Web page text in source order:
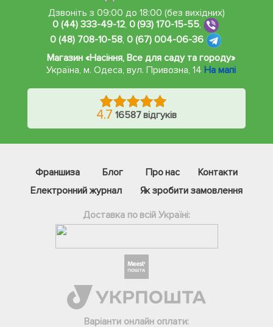
Дзвоніть з 09:00 до 18:00 (без вихідних)
0 (44) 333-49-12, 0 (93) 170-15-55,
0 (48) 708-10-58, 0 (67) 004-06-36
Магазин «Насіння, Все для саду та городу»
Україна, м. Одеса,вул. Привозна, 14 На мапі
4.7 16587 відгуків
Франшиза Блог Про нас
Контакти
Електронний журнал
Як зробити замовлення
Доставка по всій Україні:
Варіанти онлайн оплати:
Телеграм
Вайбер